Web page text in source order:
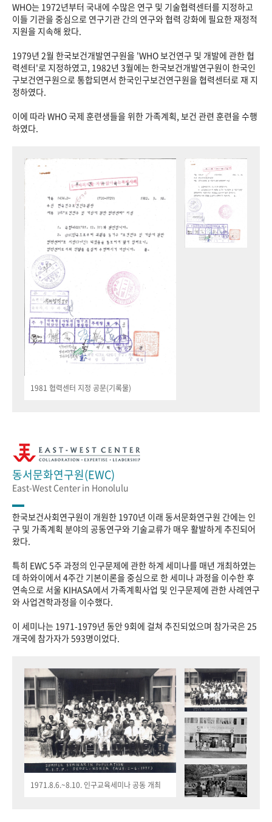
WHO는 1972년부터 국내에 수많은 연구 및 기술협력센터를 지정하고
이들 기관을 중심으로 연구기관 간의 연구와 협력 강화에 필요한 재정적
지원을 지속해 왔다.
1979년 2월 한국보건개발연구원을 'WHO 보건연구 및 개발에 관한 협
력센터'로 지정하였고, 1982년 3월에는 한국보건개발연구원이 한국인
구보건연구원으로 통합되면서 한국인구보건연구원을 협력센터로 재 지
정하였다.
이에 따라 WHO 국제 훈련생들을 위한 가족계획, 보건 관련 훈련을 수행
하였다.
1981 협력센터 지정 공문(기록물)
동서문화연구원(EWC)
East-West Center in Honolulu
한국보건사회연구원이 개원한 1970년 이래 동서문화연구원 간에는 인
구 및 가족계획 분야의 공동연구와 기술교류가 매우 활발하게 추진되어
왔다.
특히 EWC 5주 과정의 인구문제에 관한 하계 세미나를 매년 개최하였는
데 하와이에서 4주간 기본이론을 중심으로 한 세미나 과정을 이수한 후
연속으로 서울 KIHASA에서 가족계획사업 및 인구문제에 관한 사례연구
와 사업견학과정을 이수했다.
이 세미나는 1971-1979년 동안 9회에 걸쳐 추진되었으며 참가국은 25
개국에 참가자가 593명이었다.
1971.8.6.~8.10. 인구교육세미나 공동 개최